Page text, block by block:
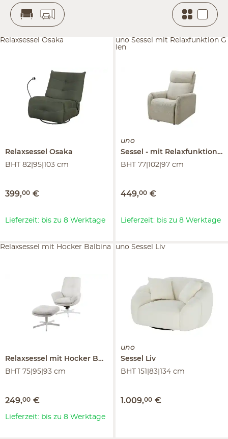
Relaxsessel Osaka
BHT 82|95|103 cm
399,00 €
Relaxsessel Osaka
Lieferzeit: bis zu 8 Werktage
uno
Sessel mit Relaxfunktion
BHT 77|102|97 cm
449,00 €
uno Sessel mit Relaxfunktion G
len
Lieferzeit: bis zu 8 Werktage
Relaxsessel mit Hocker Balbina
BHT 75|95|93 cm
249,00 €
Relaxsessel mit Hocker Balbina
Lieferzeit: bis zu 8 Werktage
uno
Sessel
Liv
BHT 151|83|134 cm
1.009,00 €
uno Sessel Liv